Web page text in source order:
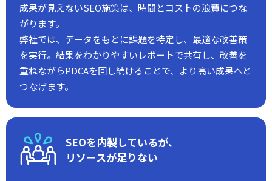
成果が見えないSEO施策は、時間とコストの浪費につな
がります。
弊社では、データをもとに課題を特定し、最適な改善策
を実行。結果をわかりやすいレポートで共有し、改善を
重ねながらPDCAを回し続けることで、より高い成果へと
つなげます。
SEOを内製しているが、
リソースが足りない